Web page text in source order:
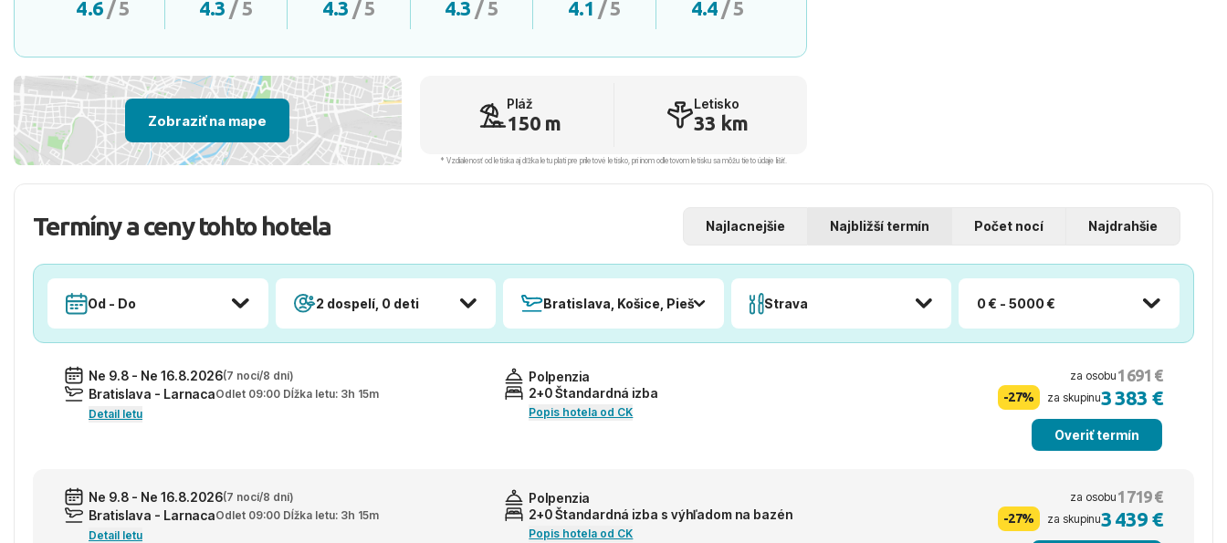
4.6 / 5 4.3 / 5 4.3 / 5 4.3 / 5 4.1 / 5 4.4 / 5
Zobraziť na mape
Pláž
150 m
Letisko
33 km
* Vzdialenosť od letiska aj dľžka letu platí pre príletové letisko, pri inom odletovom letisku sa môžu tieto údaje líšiť.
Termíny a ceny tohto hotela Najlacnejšie Najbližší termín Počet nocí Najdrahšie
Od - Do 2 dospelí, 0 deti Bratislava, Košice, Piešťany, PopradStrava 0 € - 5000 €
Ne 9.8 - Ne 16.8.2026(7 nocí/8 dní)
Bratislava - LarnacaOdlet 09:00 Dĺžka letu: 3h 15m
Detail letu
Polpenzia
2+0 Štandardná izba
Popis hotela od CK
za osobu 1 691 €
-27% za skupinu3 383 €
Overiť termín
Ne 9.8 - Ne 16.8.2026(7 nocí/8 dní)
Bratislava - LarnacaOdlet 09:00 Dĺžka letu: 3h 15m
Detail letu
Polpenzia
2+0 Štandardná izba s výhľadom na bazén
Popis hotela od CK
za osobu 1 719 €
-27% za skupinu3 439 €